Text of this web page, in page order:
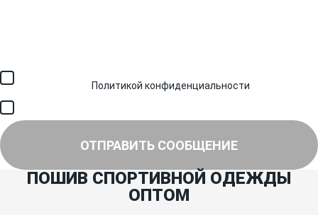
Политикой конфиденциальности
ОТПРАВИТЬ СООБЩЕНИЕ
ПОШИВ СПОРТИВНОЙ ОДЕЖДЫ
ОПТОМ